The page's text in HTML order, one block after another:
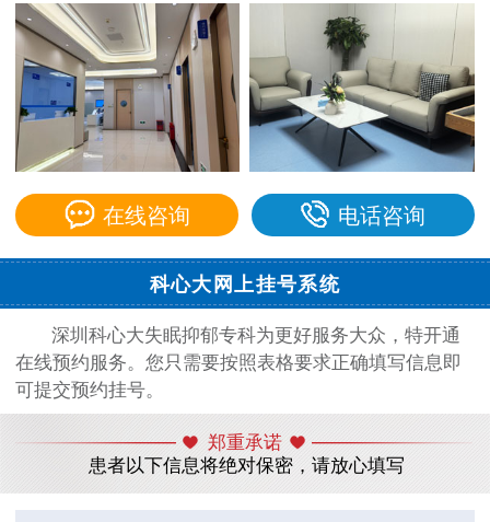
在线咨询 电话咨询
科心大网上挂号系统
深圳科心大失眠抑郁专科为更好服务大众，特开通
在线预约服务。您只需要按照表格要求正确填写信息即
可提交预约挂号。
郑重承诺
患者以下信息将绝对保密，请放心填写